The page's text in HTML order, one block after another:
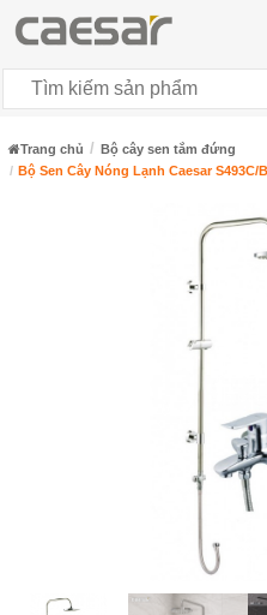
Trang chủ
Bộ cây sen tắm đứng
Bộ Sen Cây Nóng Lạnh Caesar